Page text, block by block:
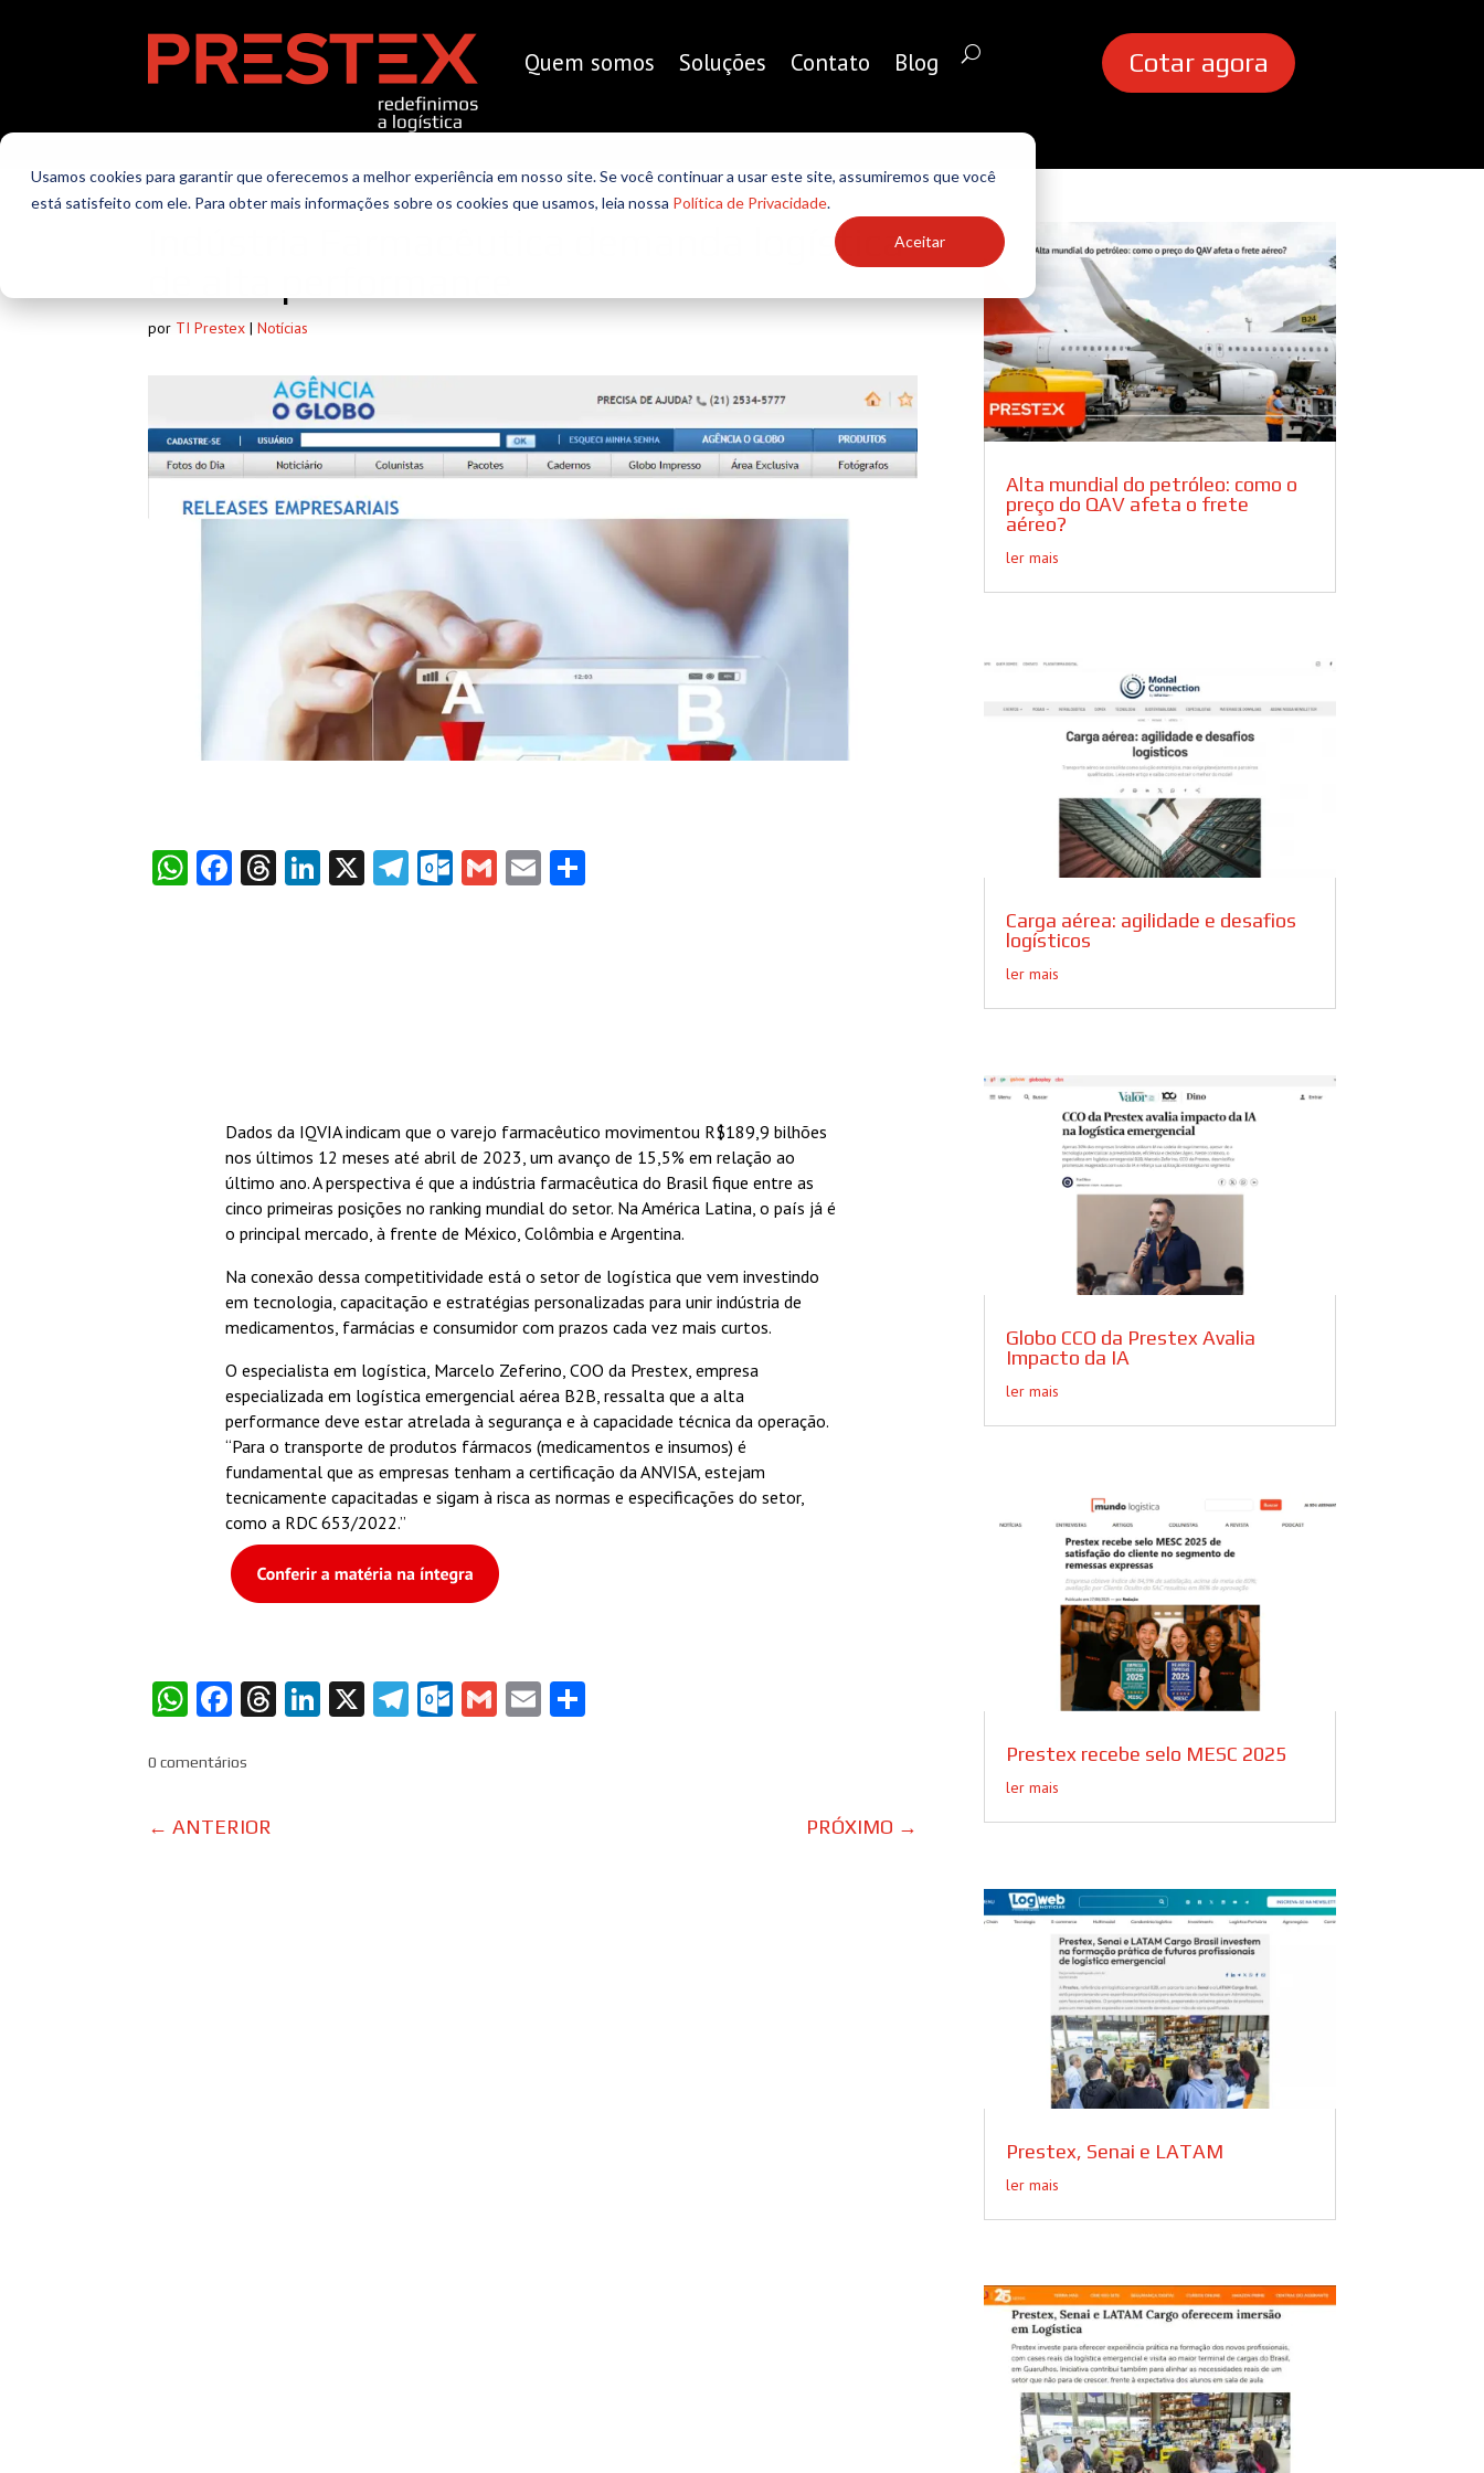
Usamos cookies para garantir que oferecemos a melhor experiência em nosso site. Se você continuar a usar este site, assumiremos que você
está satisfeito com ele. Para obter mais informações sobre os cookies que usamos, leia nossa Política de Privacidade.
Aceitar
Quem somos Soluções Contato Blog Cotar agora
Indústria Farmacêutica demanda logística
por TI Prestex |Notícias
WhatsApp
Facebook
Threads
LinkedIn
X Telegram
Outlook.com
Gmail
Email
Dados da IQVIA indicam que o varejo farmacêutico movimentou R$189,9 bilhões
nos últimos 12 meses até abril de 2023, um avanço de 15,5% em relação ao
último ano. A perspectiva é que a indústria farmacêutica do Brasil fique entre as
cinco primeiras posições no ranking mundial do setor. Na América Latina, o país já é
o principal mercado, à frente de México, Colômbia e Argentina.
Na conexão dessa competitividade está o setor de logística que vem investindo
em tecnologia, capacitação e estratégias personalizadas para unir indústria de
medicamentos, farmácias e consumidor com prazos cada vez mais curtos.
O especialista em logística, Marcelo Zeferino, COO da Prestex, empresa
especializada em logística emergencial aérea B2B, ressalta que a alta
performance deve estar atrelada à segurança e à capacidade técnica da operação.
“Para o transporte de produtos fármacos (medicamentos e insumos) é
fundamental que as empresas tenham a certificação da ANVISA, estejam
tecnicamente capacitadas e sigam à risca as normas e especificações do setor,
como a RDC 653/2022.”
WhatsApp
Facebook
Threads
LinkedIn
X Telegram
Outlook.com
Gmail
Email
0 comentários
←ANTERIOR PRÓXIMO →
Alta mundial do petróleo: como o
preço do QAV afeta o frete
aéreo?
ler mais
Carga aérea: agilidade e desafios
logísticos
ler mais
Globo CCO da Prestex Avalia
Impacto da IA
ler mais
Prestex recebe selo MESC 2025
ler mais
Prestex, Senai e LATAM
ler mais